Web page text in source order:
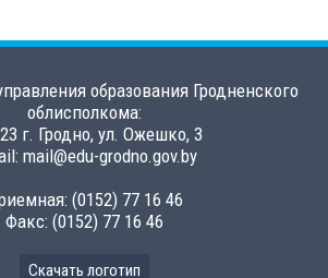
образования Гродненского
облисполкома:
г. Гродно, ул. Ожешко, 3
mail@edu-grodno.gov.by
(0152) 77 16 46
Факс: (0152) 77 16 46
Скачать логотип